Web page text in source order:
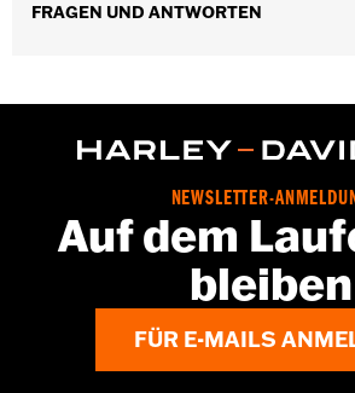
reach of children. Ingestion
immediately.
FRAGEN UND ANTWORTEN
NEWSLETTER-
Auf dem
bleiben
FÜR E-MAILS